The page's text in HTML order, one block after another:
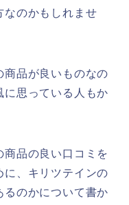
なのかもしれませ
商品が良いものなの
に思っている人もか
品の良い口コミを
に、キリツテインの
るのかについて書か